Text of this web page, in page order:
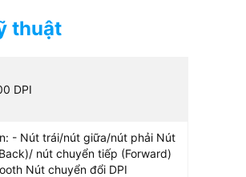
thuật
DPI
- Nút trái/nút giữa/nút phải Nút
nút chuyển tiếp (Forward)
Nút chuyển đổi DPI